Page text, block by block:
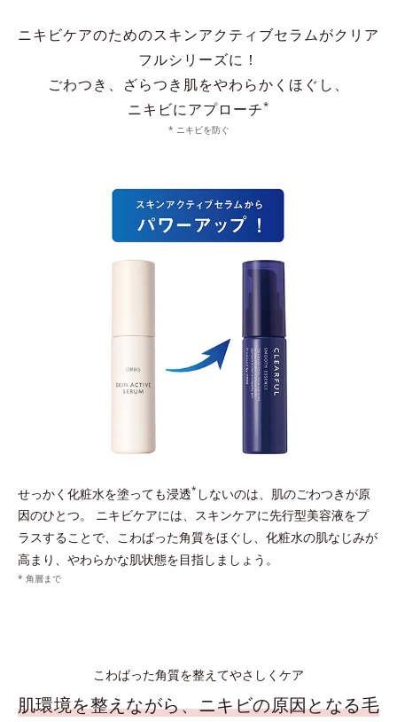
ニキビケアのためのスキンアクティブセラムがクリア
フルシリーズに！
ごわつき、ざらつき肌をやわらかくほぐし、
ニキビにアプローチ*
* ニキビを防ぐ
せっかく化粧水を塗っても浸透* しないのは、肌のごわつきが原
因のひとつ。
ニキビケアには、スキンケアに先行型美容液をプ
ラスすることで、こわばった角質をほぐし、化粧水の肌なじみが
高まり、やわらかな肌状態を目指しましょう。
* 角層まで
こわばった角質を整えてやさしくケア
肌環境を整えながら、ニキビの原因となる毛